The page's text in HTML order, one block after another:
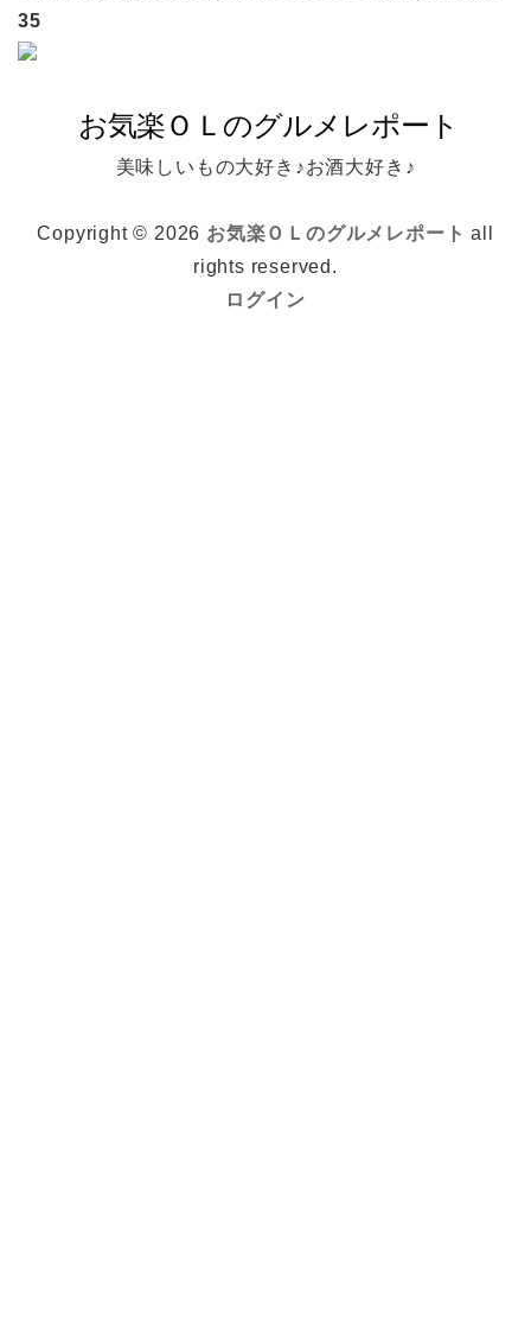
35
美味しいもの大好き♪お酒大好き♪
Copyright © 2026 お気楽ＯＬのグルメレポート all
rights reserved.
ログイン